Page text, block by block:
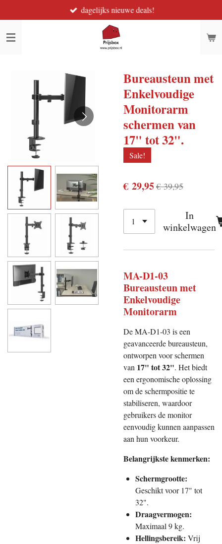
direct
naar
dagelijks nieuwe deals!
Bureausteun met
Enkelvoudige
Monitorarm
schermen van
17" tot 32".
Sale!
€ 29,95€ 39,95
In
winkelwagen
MA-D1-03
Bureausteun met
Enkelvoudige
Monitorarm
De MA-D1-03 is een
geavanceerde bureausteun,
ontworpen voor schermen
van 17" tot 32". Het biedt
een ergonomische oplossing
om de schermpositie te
stabiliseren, waardoor
gebruikers de monitor
eenvoudig kunnen aanpassen
aan hun voorkeur.
Belangrijkste kenmerken:
Schermgrootte:
Geschikt voor 17" tot
32".
Draagvermogen:
Maximaal 9 kg.
Hellingsbereik: Vrij